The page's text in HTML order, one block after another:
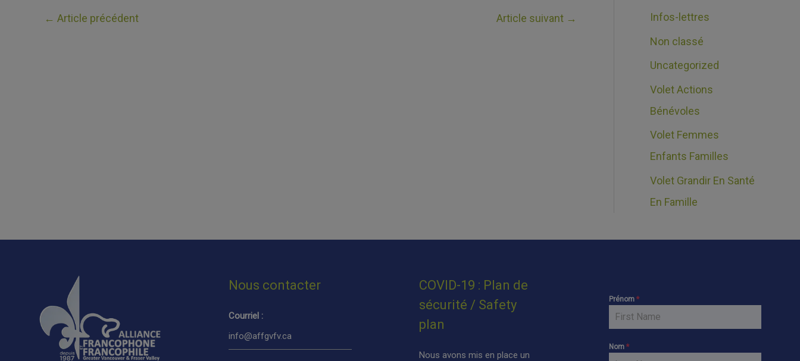
← Article précédent Article suivant →
Infos-lettres
Non classé
Uncategorized
Volet Actions
Bénévoles
Volet Femmes
Enfants Familles
Volet Grandir En Santé
En Famille
Nous contacter
Courriel :
info@affgvfv.ca
COVID-19 : Plan de
sécurité / Safety
plan
Nous avons mis en place un
Prénom *
Nom *